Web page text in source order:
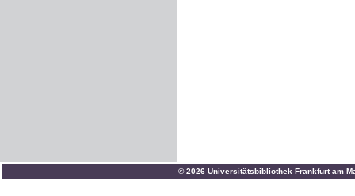
© 2026 Universitätsbibliothek Frankfurt am